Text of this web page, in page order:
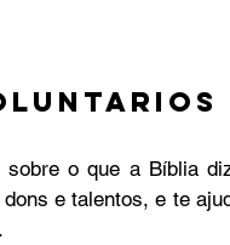
o que a Bíblia
e talentos, e te